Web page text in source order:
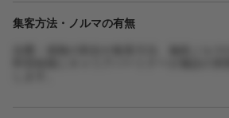
集客方法・ノルマの有無